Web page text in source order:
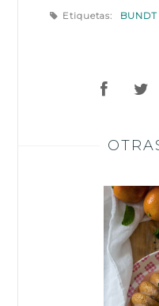
Etiquetas: